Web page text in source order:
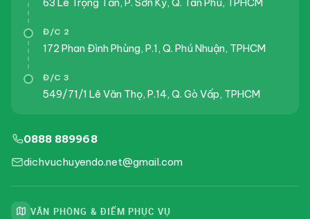
Đ/C 2
172 Phan Đình Phùng, P.1, Q. Phú Nhuận, TPHCM
Đ/C 3
549/71/1 Lê Văn Thọ, P.14, Q. Gò Vấp, TPHCM
0888 889968
dichvuchuyendo.net@gmail.com
VĂN PHÒNG & ĐIỂM PHỤC VỤ